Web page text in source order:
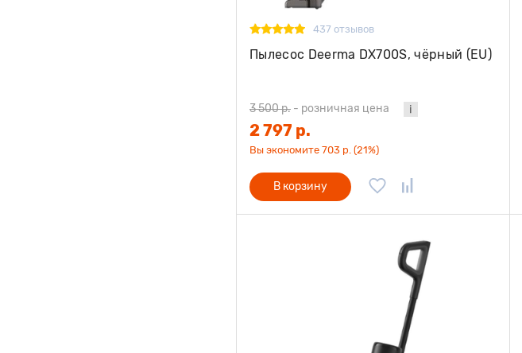
437 отзывов
Пылесос Deerma DX700S, чёрный (EU)
3 500 р. - розничная цена
2 797 р.
Вы экономите 703 р. (21%)
В корзину